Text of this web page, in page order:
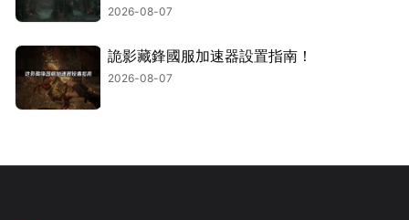
2026-08-07
詭影藏鋒國服加速器設置指南！
2026-08-07